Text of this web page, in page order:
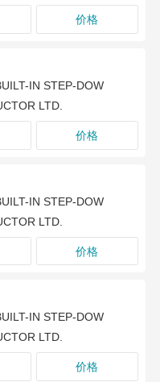
价格
IN STEP-DOW
LTD.
价格
IN STEP-DOW
LTD.
价格
IN STEP-DOW
LTD.
价格